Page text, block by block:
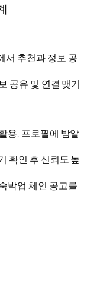
서 추천과 정보 공
공유 및 연결 맺기
용, 프로필에 밤알
확인 후 신뢰도 높
박업 체인 공고를